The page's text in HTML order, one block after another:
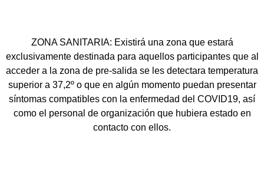
ZONA SANITARIA: Existirá una zona que estará
exclusivamente destinada para aquellos participantes que al
acceder a la zona de pre-salida se les detectara temperatura
superior a 37,2º o que en algún momento puedan presentar
síntomas compatibles con la enfermedad del COVID19, así
como el personal de organización que hubiera estado en
contacto con ellos.